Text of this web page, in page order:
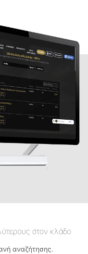
στον κλάδο
αναζήτησης.